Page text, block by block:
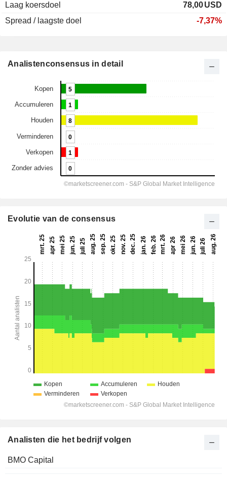
Laag koersdoel
78,00USD
Spread / laagste doel
-7,37%
Analistenconsensus in detail
Evolutie van de consensus
Analisten die het bedrijf volgen
BMO Capital